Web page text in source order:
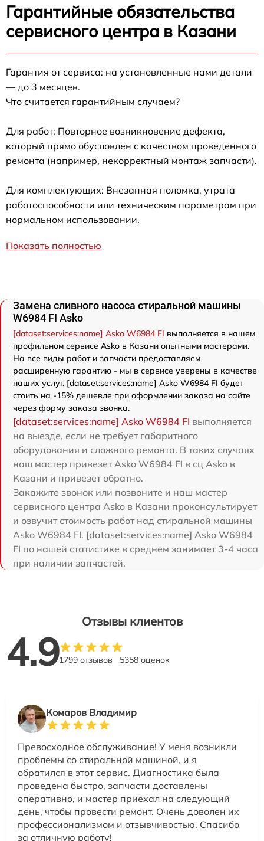
Гарантийные обязательства
сервисного центра в Казани
Гарантия от сервиса: на установленные нами детали
— до 3 месяцев.
Что считается гарантийным случаем?
Для работ: Повторное возникновение дефекта,
который прямо обусловлен с качеством проведенного
ремонта (например, некорректный монтаж запчасти).
Для комплектующих: Внезапная поломка, утрата
работоспособности или техническим параметрам при
нормальном использовании.
Показать полностью
Замена сливного насоса стиральной машины
W6984 FI Asko
[dataset:services:name] Asko W6984 FI выполняется в нашем
профильном сервисе Asko в Казани опытными мастерами.
На все виды работ и запчасти предоставляем
расширенную гарантию - мы в сервисе уверены в качестве
наших услуг. [dataset:services:name] Asko W6984 FI будет
стоить на -15% дешевле при оформлении заказа на сайте
через форму заказа звонка.
[dataset:services:name] Asko W6984 FI выполняется
на выезде, если не требует габаритного
оборудования и сложного ремонта. В таких случаях
наш мастер привезет Asko W6984 FI в сц Asko в
Казани и привезет обратно.
Закажите звонок или позвоните и наш мастер
сервисного центра Asko в Казани проконсультирует
и озвучит стоимость работ над стиральной машины
Asko W6984 FI. [dataset:services:name] Asko W6984
FI по нашей статистике в среднем занимает 3-4 часа
при наличии запчастей.
Отзывы клиентов
4.91799 отзывов 5358 оценок
Комаров Владимир
Превосходное обслуживание! У меня возникли
проблемы со стиральной машиной, и я
обратился в этот сервис. Диагностика была
проведена быстро, запчасти доставлены
оперативно, и мастер приехал на следующий
день, чтобы провести ремонт. Очень доволен их
профессионализмом и отзывчивостью. Спасибо
за отличную работу!